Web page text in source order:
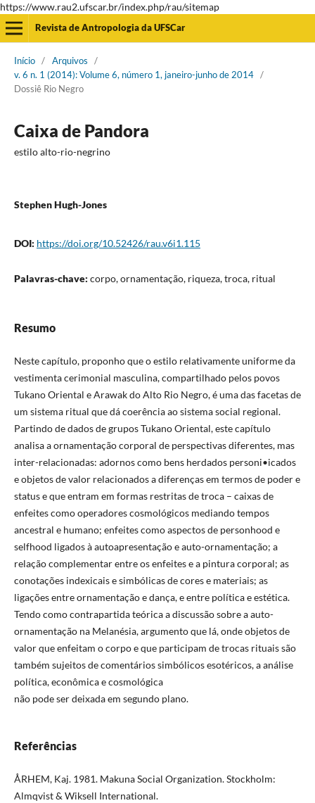
https://www.rau2.ufscar.br/index.php/rau/sitemap
Revista de Antropologia da UFSCar
Início / Arquivos
/
v. 6 n. 1 (2014): Volume 6, número 1, janeiro-junho de 2014 /
Dossiê Rio Negro
Caixa de Pandora
estilo alto-rio-negrino
Stephen Hugh-Jones
DOI: https://doi.org/10.52426/rau.v6i1.115
Palavras-chave: corpo, ornamentação, riqueza, troca, ritual
Resumo
Neste capítulo, proponho que o estilo relativamente uniforme da
vestimenta cerimonial masculina, compartilhado pelos povos
Tukano Oriental e Arawak do Alto Rio Negro, é uma das facetas de
um sistema ritual que dá coerência ao sistema social regional.
Partindo de dados de grupos Tukano Oriental, este capítulo
analisa a ornamentação corporal de perspectivas diferentes, mas
inter-relacionadas: adornos como bens herdados personi•icados
e objetos de valor relacionados a diferenças em termos de poder e
status e que entram em formas restritas de troca – caixas de
enfeites como operadores cosmológicos mediando tempos
ancestral e humano; enfeites como aspectos de personhood e
selfhood ligados à autoapresentação e auto-ornamentação; a
relação complementar entre os enfeites e a pintura corporal; as
conotações indexicais e simbólicas de cores e materiais; as
ligações entre ornamentação e dança, e entre política e estética.
Tendo como contrapartida teórica a discussão sobre a auto-
ornamentação na Melanésia, argumento que lá, onde objetos de
valor que enfeitam o corpo e que participam de trocas rituais são
também sujeitos de comentários simbólicos esotéricos, a análise
política, econômica e cosmológica
não pode ser deixada em segundo plano.
Referências
ÅRHEM, Kaj. 1981. Makuna Social Organization. Stockholm:
Almqvist & Wiksell International.